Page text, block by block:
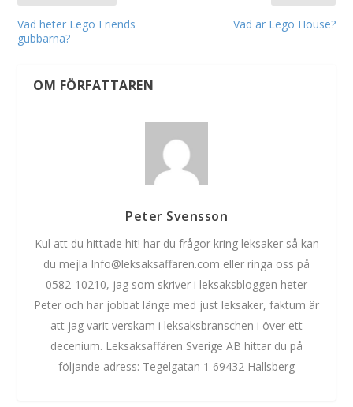
Vad heter Lego Friends
gubbarna?
Vad är Lego House?
OM FÖRFATTAREN
Peter Svensson
Kul att du hittade hit! har du frågor kring leksaker så kan
du mejla Info@leksaksaffaren.com eller ringa oss på
0582-10210, jag som skriver i leksaksbloggen heter
Peter och har jobbat länge med just leksaker, faktum är
att jag varit verskam i leksaksbranschen i över ett
decenium. Leksaksaffären Sverige AB hittar du på
följande adress: Tegelgatan 1 69432 Hallsberg